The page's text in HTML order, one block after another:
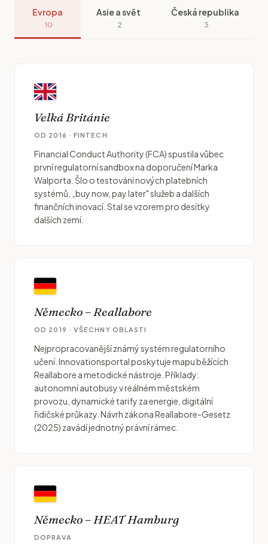
Evropa
10
Asie a svět
2
Česká republika
3
Velká Británie
OD 2016 · FINTECH
Financial Conduct Authority (FCA) spustila vůbec
první regulatorní sandbox na doporučení Marka
Walporta. Šlo o testování nových platebních
systémů, „buy now, pay later" služeb a dalších
finančních inovací. Stal se vzorem pro desítky
dalších zemí.
Německo – Reallabore
OD 2019 · VŠECHNY OBLASTI
Nejpropracovanější známý systém regulatorního
učení. Innovationsportal poskytuje mapu běžících
Reallabore a metodické nástroje. Příklady:
autonomní autobusy v reálném městském
provozu, dynamické tarify za energie, digitální
řidičské průkazy. Návrh zákona Reallabore-Gesetz
(2025) zavádí jednotný právní rámec.
Německo – HEAT Hamburg
DOPRAVA